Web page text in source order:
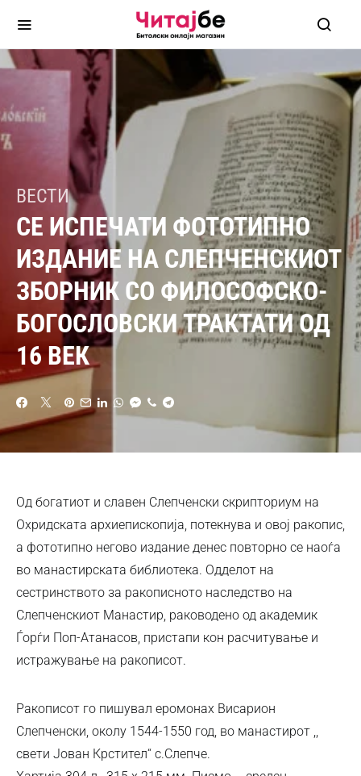
ВЕСТИ
СЕ ИСПЕЧАТИ ФОТОТИПНО
ИЗДАНИЕ НА СЛЕПЧЕНСКИОТ
ЗБОРНИК СО ФИЛОСОФСКО-
БОГОСЛОВСКИ ТРАКТАТИ ОД
16 ВЕК
Од богатиот и славен Слепченски скрипториум на
Охридската архиепископија, потекнува и овој ракопис,
а фототипно негово издание денес повторно се наоѓа
во манастирската библиотека. Одделот на
сестринството за ракописното наследство на
Слепченскиот Манастир, раководено од академик
Ѓорѓи Поп-Атанасов, пристапи кон расчитување и
истражување на ракописот.
Ракописот го пишувал еромонах Висарион
Слепченски, околу 1544-1550 год, во манастирот ,,
свети Јован Крстител“ с.Слепче.